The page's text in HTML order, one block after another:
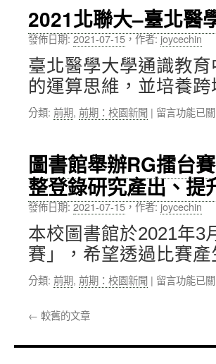
共
同
參
「小
小
AD8
失
智
測
先
鋒
科
普
畫」，
帶
領
國
學
處
舉
辦
國
際
文
化
線
上
持
續
培
養
生
國
際
文
化
2021北聯大–臺北醫
發佈日期:2021-07-15，作者: joycechin
臺北醫學大學通識教
的運算思維，並培養
分類: 前期, 前期：校園新聞 | 在
聯
大
–
臺
北
醫
學
大
學
程
賽〉
留言功能已
圖書館舉辦RG擂台
整登錄研究產出、提
發佈日期:2021-07-15，作者: joycechin
本校圖書館於2021年3
賽」，希望透過比賽
分類: 前期, 前期：校園新聞 | 在
辦
留言功能已
← 較舊的文章